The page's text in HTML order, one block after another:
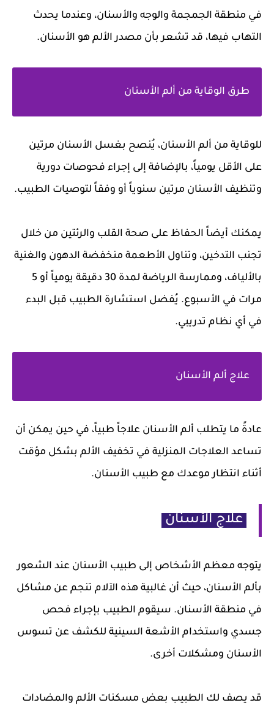
في منطقة الجمجمة والوجه والأسنان، وعندما يحدث
التهاب فيها، قد تشعر بأن مصدر الألم هو الأسنان.
طرق الوقاية من ألم الأسنان
للوقاية من ألم الأسنان، يُنصح بغسل الأسنان مرتين
على الأقل يومياً، بالإضافة إلى إجراء فحوصات دورية
وتنظيف الأسنان مرتين سنوياً أو وفقاً لتوصيات الطبيب.
يمكنك أيضاً الحفاظ على صحة القلب والرئتين من خلال
تجنب التدخين، وتناول الأطعمة منخفضة الدهون والغنية
بالألياف، وممارسة الرياضة لمدة 30 دقيقة يومياً أو 5
مرات في الأسبوع. يُفضل استشارة الطبيب قبل البدء
في أي نظام تدريبي.
علاج ألم الأسنان
عادةً ما يتطلب ألم الأسنان علاجاً طبياً، في حين يمكن أن
تساعد العلاجات المنزلية في تخفيف الألم بشكل مؤقت
أثناء انتظار موعدك مع طبيب الأسنان.
علاج الأسنان
يتوجه معظم الأشخاص إلى طبيب الأسنان عند الشعور
بألم الأسنان، حيث أن غالبية هذه الآلام تنجم عن مشاكل
في منطقة الأسنان. سيقوم الطبيب بإجراء فحص
جسدي واستخدام الأشعة السينية للكشف عن تسوس
الأسنان ومشكلات أخرى.
قد يصف لك الطبيب بعض مسكنات الألم والمضادات